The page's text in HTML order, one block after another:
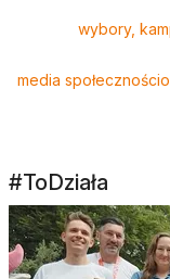
wybory,
media
#ToDziała